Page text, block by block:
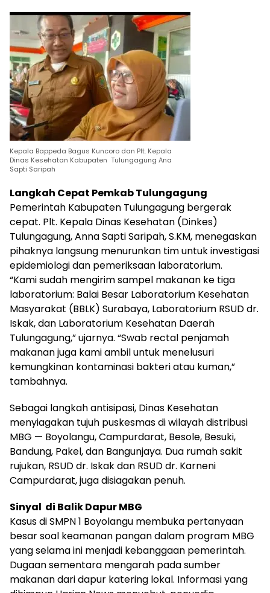
Kepala Bappeda Bagus Kuncoro dan Plt. Kepala
Dinas Kesehatan Kabupaten Tulungagung Ana
Sapti Saripah
Langkah Cepat Pemkab Tulungagung
Pemerintah Kabupaten Tulungagung bergerak
cepat. Plt. Kepala Dinas Kesehatan (Dinkes)
Tulungagung, Anna Sapti Saripah, S.KM, menegaskan
pihaknya langsung menurunkan tim untuk investigasi
epidemiologi dan pemeriksaan laboratorium.
“Kami sudah mengirim sampel makanan ke tiga
laboratorium: Balai Besar Laboratorium Kesehatan
Masyarakat (BBLK) Surabaya, Laboratorium RSUD dr.
Iskak, dan Laboratorium Kesehatan Daerah
Tulungagung,” ujarnya. “Swab rectal penjamah
makanan juga kami ambil untuk menelusuri
kemungkinan kontaminasi bakteri atau kuman,”
tambahnya.
Sebagai langkah antisipasi, Dinas Kesehatan
menyiagakan tujuh puskesmas di wilayah distribusi
MBG — Boyolangu, Campurdarat, Besole, Besuki,
Bandung, Pakel, dan Bangunjaya. Dua rumah sakit
rujukan, RSUD dr. Iskak dan RSUD dr. Karneni
Campurdarat, juga disiagakan penuh.
Sinyal di Balik Dapur MBG
Kasus di SMPN 1 Boyolangu membuka pertanyaan
besar soal keamanan pangan dalam program MBG
yang selama ini menjadi kebanggaan pemerintah.
Dugaan sementara mengarah pada sumber
makanan dari dapur katering lokal. Informasi yang